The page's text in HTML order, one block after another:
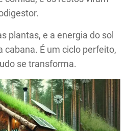
plantas, e a energia do sol
cabana. É um ciclo perfeito,
se transforma.